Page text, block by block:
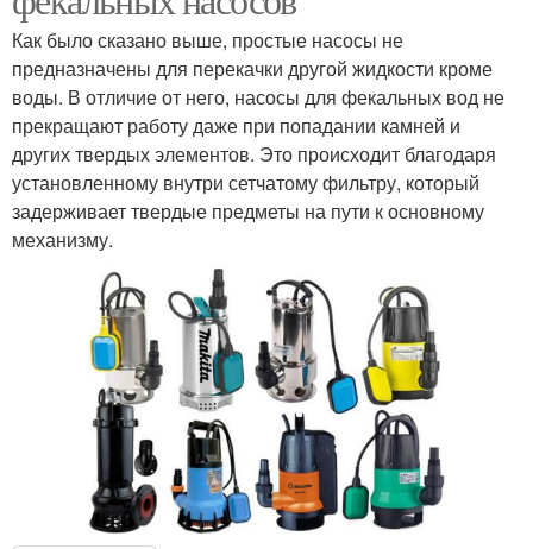
Как было сказано выше, простые насосы не
предназначены для перекачки другой жидкости кроме
воды. В отличие от него, насосы для фекальных вод не
прекращают работу даже при попадании камней и
других твердых элементов. Это происходит благодаря
установленному внутри сетчатому фильтру, который
задерживает твердые предметы на пути к основному
механизму.